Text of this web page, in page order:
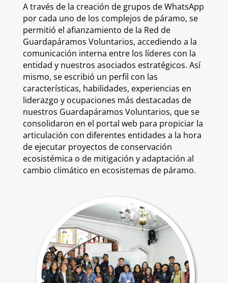
A través de la creación de grupos de WhatsApp
por cada uno de los complejos de páramo, se
permitió el afianzamiento de la Red de
Guardapáramos Voluntarios, accediendo a la
comunicación interna entre los líderes con la
entidad y nuestros asociados estratégicos. Así
mismo, se escribió un perfil con las
características, habilidades, experiencias en
liderazgo y ocupaciones más destacadas de
nuestros Guardapáramos Voluntarios, que se
consolidaron en el portal web para propiciar la
articulación con diferentes entidades a la hora
de ejecutar proyectos de conservación
ecosistémica o de mitigación y adaptación al
cambio climático en ecosistemas de páramo.